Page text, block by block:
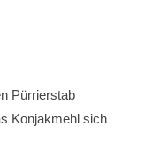
Pürrierstab
Konjakmehl sich